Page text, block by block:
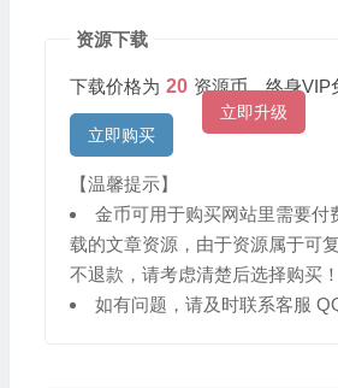
资源下载
下载价格为 20 资源币，终身VIP
立即升级
立即购买
【温馨提示】
金币可用于购买网站里需要付
载的文章资源，由于资源属于可
不退款，请考虑清楚后选择购买！
如有问题，请及时联系客服